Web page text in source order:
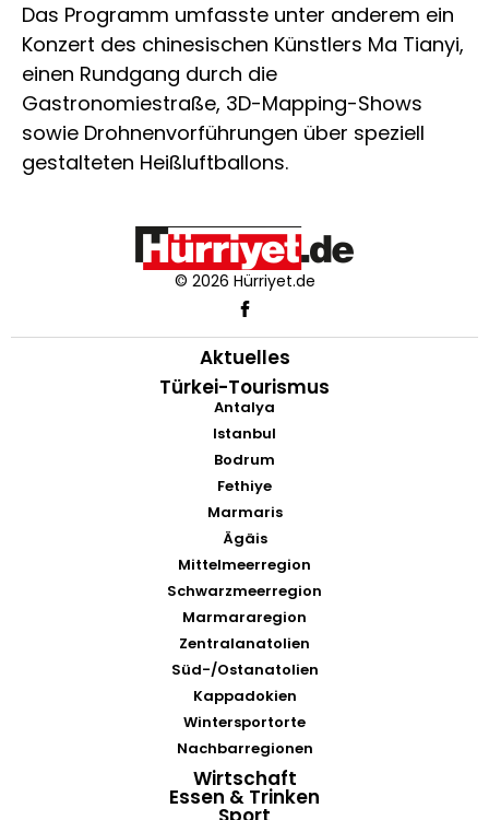
Das Programm umfasste unter anderem ein
Konzert des chinesischen Künstlers Ma Tianyi,
einen Rundgang durch die
Gastronomiestraße, 3D-Mapping-Shows
sowie Drohnenvorführungen über speziell
gestalteten Heißluftballons.
© 2026 Hürriyet.de
Aktuelles
Türkei-Tourismus
Antalya
Istanbul
Bodrum
Fethiye
Marmaris
Ägäis
Mittelmeerregion
Schwarzmeerregion
Marmararegion
Zentralanatolien
Süd-/Ostanatolien
Kappadokien
Wintersportorte
Nachbarregionen
Wirtschaft
Essen & Trinken